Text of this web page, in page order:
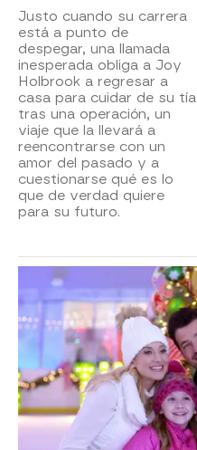
Justo cuando su carrera
está a punto de
despegar, una llamada
inesperada obliga a Joy
Holbrook a regresar a
casa para cuidar de su tía
tras una operación, un
viaje que la llevará a
reencontrarse con un
amor del pasado y a
cuestionarse qué es lo
que de verdad quiere
para su futuro.